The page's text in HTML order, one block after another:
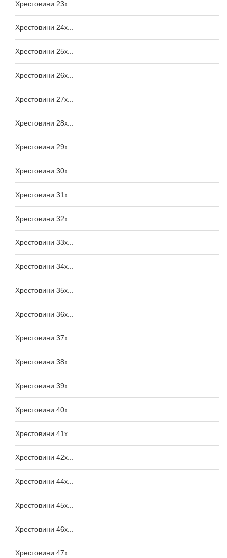
Хрестовини 23x...
Хрестовини 24x...
Хрестовини 25x...
Хрестовини 26x...
Хрестовини 27x...
Хрестовини 28x...
Хрестовини 29x...
Хрестовини 30x...
Хрестовини 31x...
Хрестовини 32x...
Хрестовини 33x...
Хрестовини 34x...
Хрестовини 35x...
Хрестовини 36x...
Хрестовини 37x...
Хрестовини 38x...
Хрестовини 39x...
Хрестовини 40x...
Хрестовини 41x...
Хрестовини 42x...
Хрестовини 44x...
Хрестовини 45x...
Хрестовини 46x...
Хрестовини 47x...